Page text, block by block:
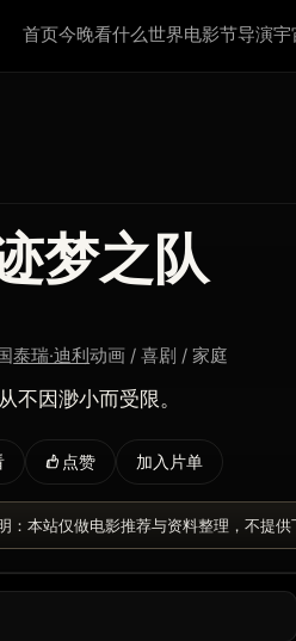
首页今晚看什么世界电影节导演宇
梦之队
泰瑞·迪利动画 / 喜剧 / 家庭
不因渺小而受限。
点赞 加入片单
：本站仅做电影推荐与资料整理，不提供